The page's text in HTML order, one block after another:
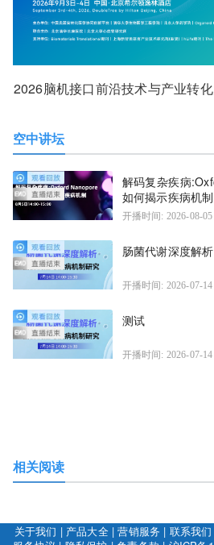
2026脑机接口前沿技术与产业转
空中讲坛
解码复杂疾病
如何揭示疾病机制
开播时间: 2026-08-05
肠菌代谢深度解
开播时间: 2026-07-14
测试
开播时间: 2026-07-14
相关阅读
关于我们 | 产品大全|营销服务 | 联系我们